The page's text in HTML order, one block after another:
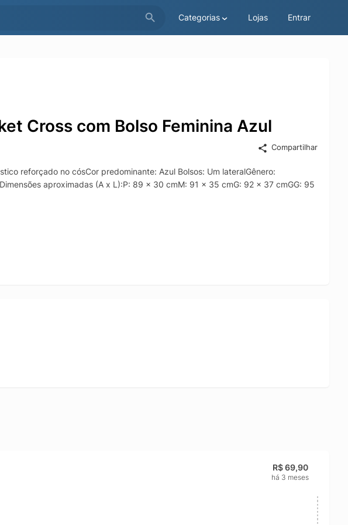
Categorias Lojas Entrar
Cross com Bolso Feminina Azul
Compartilhar
reforçado no cósCor predominante: Azul Bolsos: Um lateralGênero:
aproximadas (A x L):P: 89 x 30 cmM: 91 x 35 cmG: 92 x 37 cmGG: 95
R$ 69,90
há 3 meses